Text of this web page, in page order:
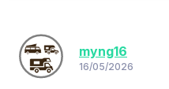
myng16
16/05/2026